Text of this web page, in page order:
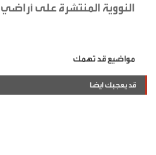
النووية المنتشرة على
مواضيع قد تهمك
قد يعجبك ايضا